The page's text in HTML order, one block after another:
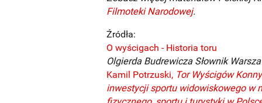
Filmoteki Narodowej.
Źródła:
O wyścigach - Historia toru
Olgierda Budrewicza Słownik
Kamil Potrzuski, Tor Wyścigów
inwestycji sportu widowiskowego w